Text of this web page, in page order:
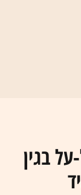
בגין